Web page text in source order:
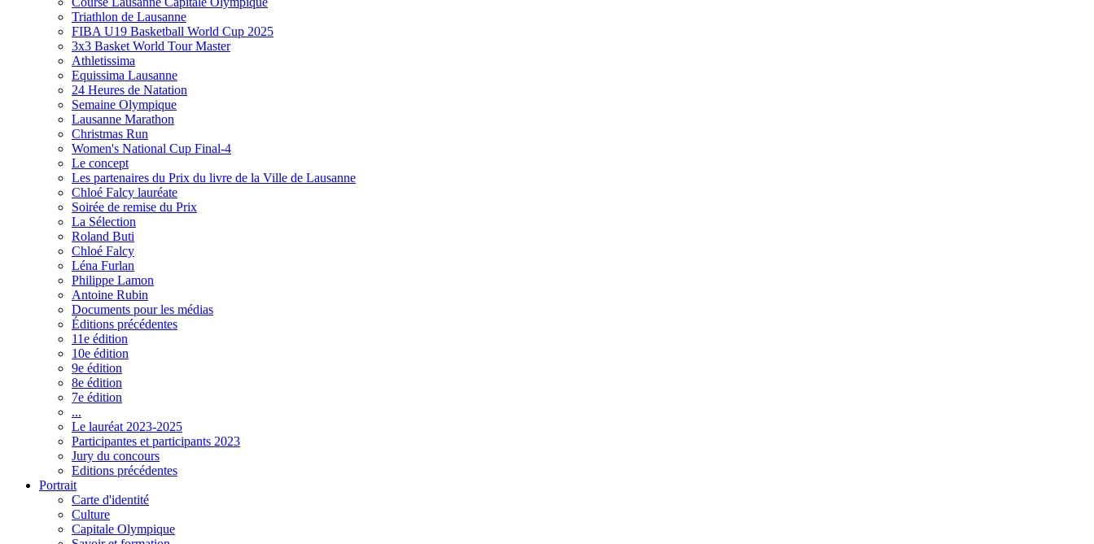
Triathlon de Lausanne
FIBA U19 Basketball World Cup 2025
3x3 Basket World Tour Master
Athletissima
Equissima Lausanne
24 Heures de Natation
Semaine Olympique
Lausanne Marathon
Christmas Run
Women's National Cup Final-4
Le concept
Les partenaires du Prix du livre de la Ville de Lausanne
Chloé Falcy lauréate
Soirée de remise du Prix
La Sélection
Roland Buti
Chloé Falcy
Léna Furlan
Philippe Lamon
Antoine Rubin
Documents pour les médias
Éditions précédentes
11e édition
10e édition
9e édition
8e édition
7e édition
...
Le lauréat 2023-2025
Participantes et participants 2023
Jury du concours
Editions précédentes
Portrait
Carte d'identité
Culture
Capitale Olympique